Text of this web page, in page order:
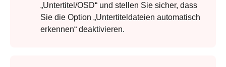
„Untertitel/OSD“ und stellen Sie sicher, dass
Sie die Option „Untertiteldateien automatisch
erkennen“ deaktivieren.